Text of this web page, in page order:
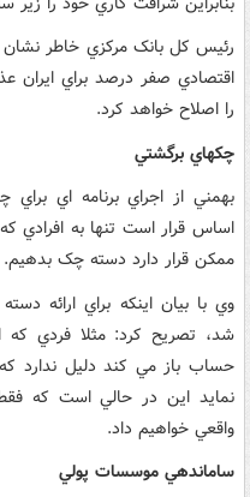
رئيس کل بانک مرکزي خاطر نشان
اقتصادي صفر درصد براي ايران
را اصلاح خواهد کرد.
چکهاي برگشتي
بهمني از اجراي برنامه اي
اساس قرار است تنها به افرادي
ممکن قرار دارد دسته چک بدهيم.
وي با بيان اينکه براي ارائه
شد، تصريح کرد: مثلا فردي که
نمايد اين در حالي است که
واقعي خواهيم داد.
ساماندهي موسسات پولي